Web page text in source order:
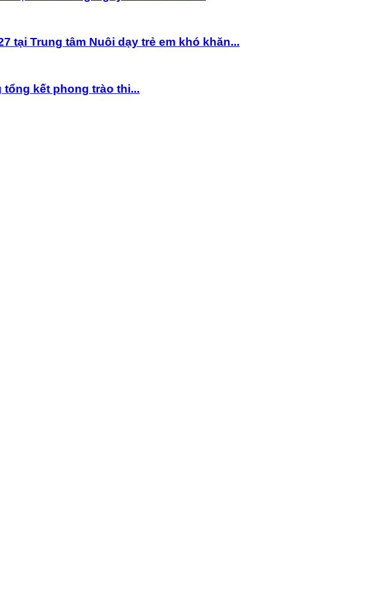
tại Trung tâm Nuôi dạy trẻ em khó khăn...
kết phong trào thi...